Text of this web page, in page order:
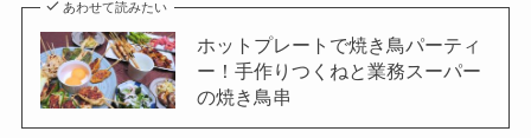
あわせて読みたい
ホットプレートで焼き鳥パーティ
ー！手作りつくねと業務スーパー
の焼き鳥串